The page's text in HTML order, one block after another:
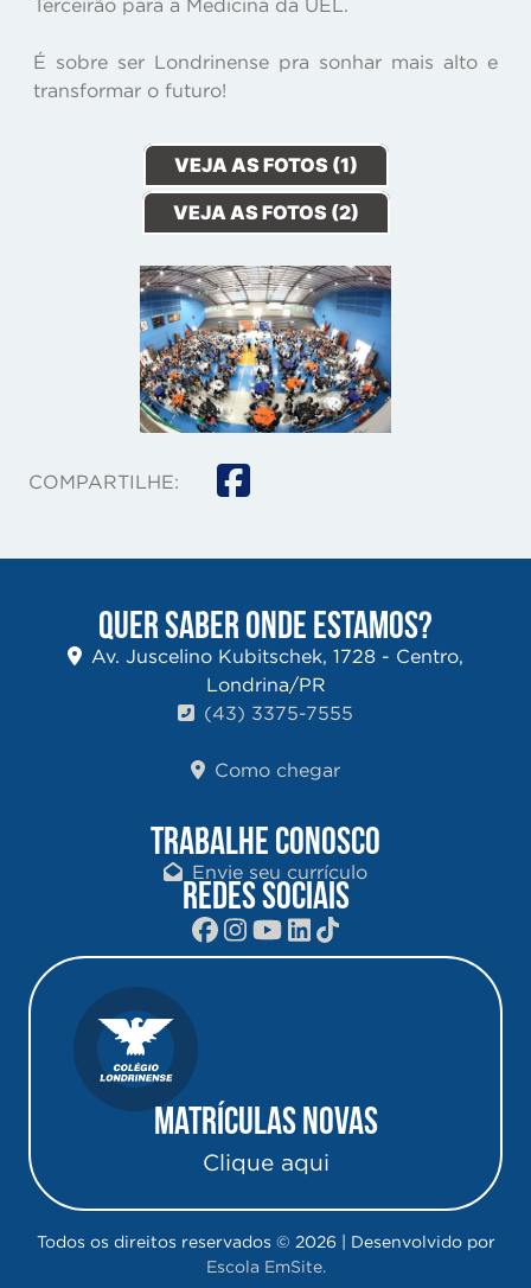
Terceirão para a Medicina da UEL.
É sobre ser Londrinense pra sonhar mais alto e
transformar o futuro!
VEJA AS FOTOS (1)
VEJA AS FOTOS (2)
COMPARTILHE:
QUER SABER ONDE ESTAMOS?
Av. Juscelino Kubitschek, 1728 - Centro,
Londrina/PR
(43) 3375-7555
Como chegar
TRABALHE CONOSCO
Envie seu currículo
REDES SOCIAIS
Matrículas Novas
Clique aqui
Todos os direitos reservados © 2026 | Desenvolvido por
Escola EmSite.